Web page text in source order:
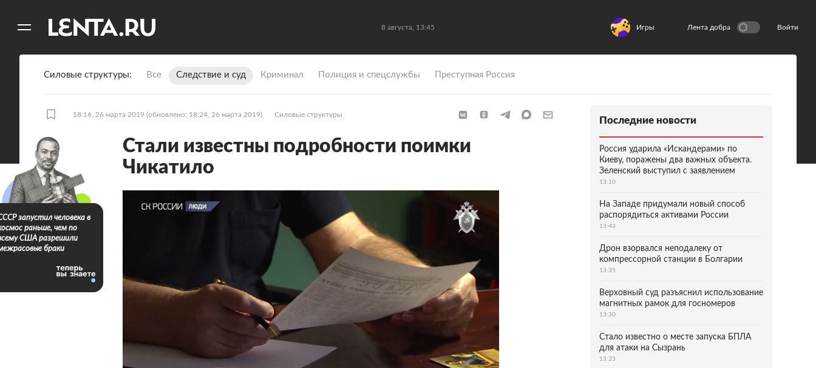
8 августа, 13:45 Игры Лента добра Войти
Силовые структуры Все Следствие и суд Криминал Полиция и спецслужбы Преступная Россия
18:16, 26 марта 2019 (обновлено: 18:24, 26 марта 2019) Силовые структуры
Стали известны подробности поимки
Чикатило
запустил человека в
раньше, чем по
США разрешили
браки
Последние новости
Россия ударила «Искандерами» по
Киеву, поражены два важных объекта.
Зеленский выступил с заявлением
13:10
На Западе придумали новый способ
распорядиться активами России
13:43
Дрон взорвался неподалеку от
компрессорной станции в Болгарии
13:35
Верховный суд разъяснил использование
магнитных рамок для госномеров
13:30
Стало известно о месте запуска БПЛА
для атаки на Сызрань
13:23